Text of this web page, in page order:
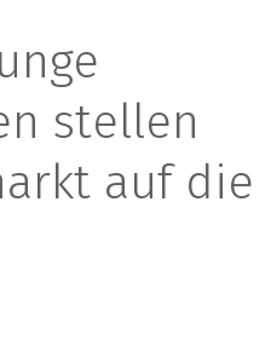
stellen
auf die